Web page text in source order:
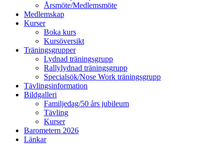
Årsmöte/Medlemsmöte
Medlemskap
Kurser
Boka kurs
Kursöversikt
Träningsgrupper
Lydnad träningsgrupp
Rallylydnad träningsgrupp
Specialsök/Nose Work träningsgrupp
Tävlingsinformation
Bildgalleri
Familjedag/50 års jubileum
Tävling
Kurser
Barometern 2026
Länkar